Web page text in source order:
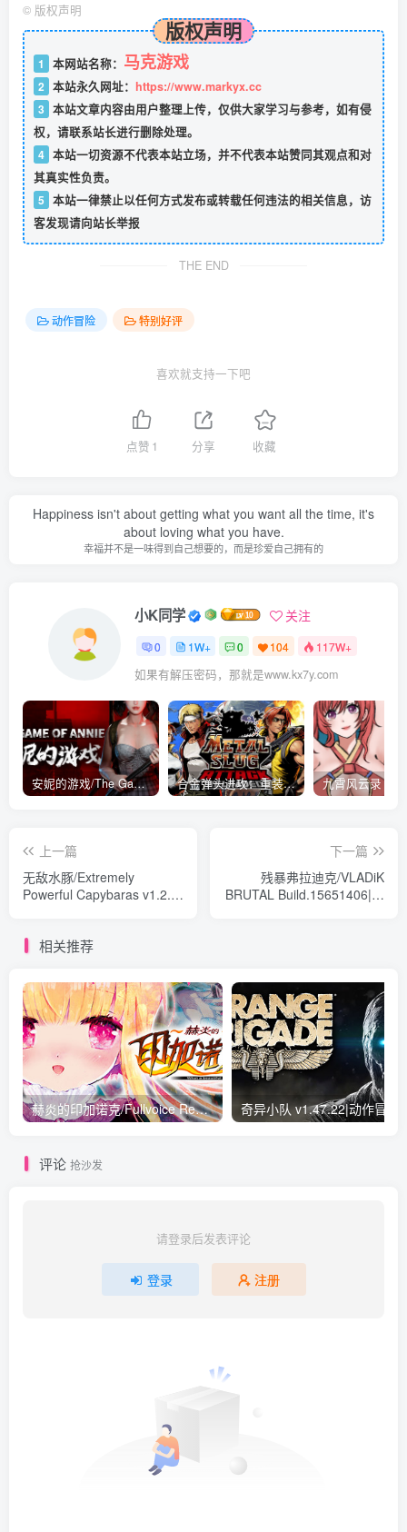
© 版权声明
版权声明
1 本网站名称： 马克游戏
2 本站永久网址： https://www.markyx.cc
3 本站文章内容由用户整理上传，仅供大家学习与参考，如有侵
权，请联系站长进行删除处理。
4 本站一切资源不代表本站立场，并不代表本站赞同其观点和对
其真实性负责。
5 本站一律禁止以任何方式发布或转载任何违法的相关信息，访
客发现请向站长举报
THE END
动作冒险 特别好评
喜欢就支持一下吧
点赞 1 分享 收藏
Happiness isn't about getting what you want all the time, it's
about loving what you have.
幸福并不是一味得到自己想要的，而是珍爱自己拥有的
小K同学 关注
0 1W+ 0 104 117W+
如果有解压密码，那就是www.kx7y.com
安妮的游戏/The Game of Annie v0.99981|射击动作|容量14.6GB|免安装绿色中文版 合金弹头进攻：重装上阵/METAL SLUG ATTACK RELOADED Build.16214511|策略模拟|容量2.7GB|免安装绿色中文版
上一篇
无敌水豚/Extremely
Powerful Capybaras v1.2.1|
下一篇
残暴弗拉迪克/VLADiK
BRUTAL Build.15651406|射
相关推荐
赫炎的印加诺克/Fullvoice ReBORN Build.4772894|动作冒险|容量6.9GB|免安装绿色中文版
评论 抢沙发
请登录后发表评论
登录 注册